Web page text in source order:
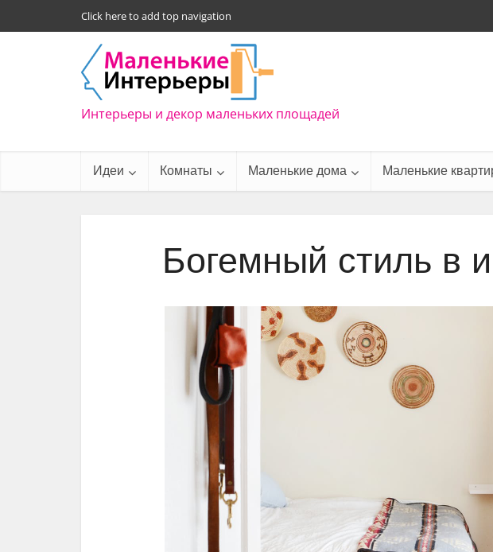
Click here to add top navigation
Интерьеры и декор маленьких площадей
Идеи Комнаты Маленькие дома Маленькие
Богемный стиль в